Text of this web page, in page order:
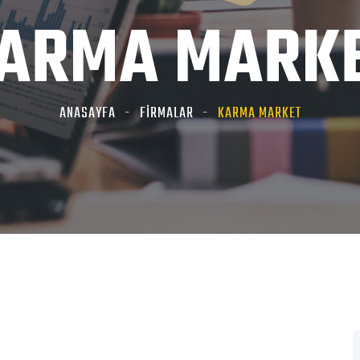
ANASAYFA FİRMALAR KARMA MARKET